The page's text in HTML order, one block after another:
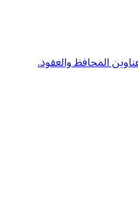
المحافظ والعقود.